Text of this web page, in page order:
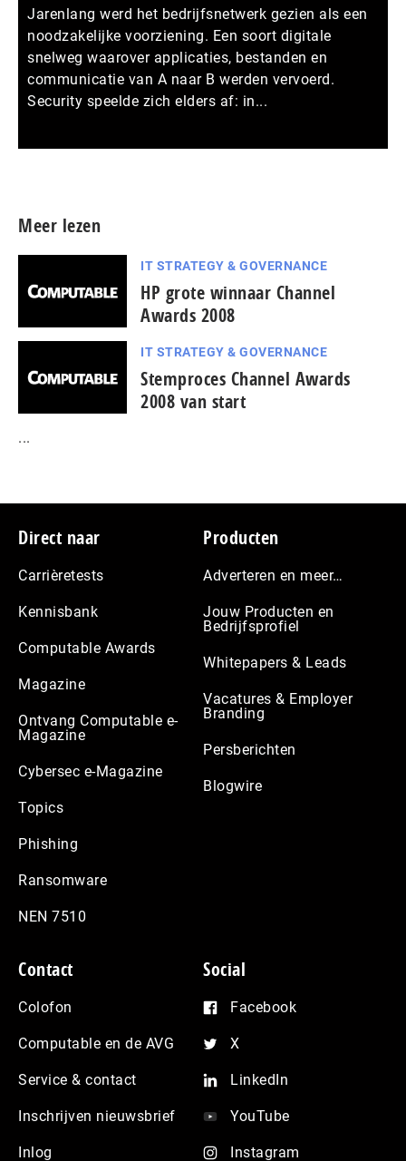
Jarenlang werd het bedrijfsnetwerk gezien als een
noodzakelijke voorziening. Een soort digitale
snelweg waarover applicaties, bestanden en
communicatie van A naar B werden vervoerd.
Security speelde zich elders af: in...
Meer lezen
IT STRATEGY & GOVERNANCE
HP grote winnaar Channel
Awards 2008
IT STRATEGY & GOVERNANCE
Stemproces Channel Awards
2008 van start
...
Footer
Direct naar
Carrièretests
Kennisbank
Computable Awards
Magazine
Ontvang Computable e-
Magazine
Cybersec e-Magazine
Topics
Phishing
Ransomware
NEN 7510
Producten
Adverteren en meer…
Jouw Producten en
Bedrijfsprofiel
Whitepapers & Leads
Vacatures & Employer
Branding
Persberichten
Blogwire
Contact
Colofon
Computable en de AVG
Service & contact
Inschrijven nieuwsbrief
Inlog
Social
Facebook
X
LinkedIn
YouTube
Instagram